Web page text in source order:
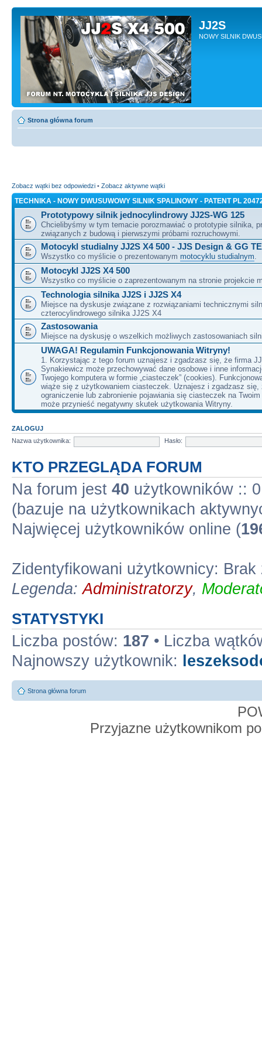
JJ2S
NOWY SILNIK
Strona główna forum
Zobacz wątki bez odpowiedzi • Zobacz aktywne wątki
TECHNIKA - NOWY DWUSUWOWY SILNIK SPALINOWY - PATENT PL
Prototypowy silnik jednocylindrowy JJ2S-WG 125
Chcielibyśmy w tym temacie porozmawiać o prototypie silnika,
związanych z budową i pierwszymi próbami rozruchowymi.
Motocykl studialny JJ2S X4 500 - JJS Design & GG
Wszystko co myślicie o prezentowanym motocyklu studialnym
Motocykl JJ2S X4 500
Wszystko co myślicie o zaprezentowanym na stronie projekcie
Technologia silnika JJ2S i JJ2S X4
Miejsce na dyskusje związane z rozwiązaniami technicznymi
czterocylindrowego silnika JJ2S X4
Zastosowania
Miejsce na dyskusję o wszelkich możliwych zastosowaniach
UWAGA! Regulamin Funkcjonowania Witryny!
1. Korzystając z tego forum uznajesz i zgadzasz się, że firma
Synakiewicz może przechowywać dane osobowe i inne
Twojego komputera w formie „ciasteczek” (cookies).
wiąże się z użytkowaniem ciasteczek. Uznajesz i zgadzasz się,
ograniczenie lub zabronienie pojawiania się ciasteczek na
może przynieść negatywny skutek użytkowania Witryny.
ZALOGUJ
Nazwa użytkownika:
Hasło:
KTO PRZEGLĄDA FORUM
Na forum jest 40 użytkowników ::
(bazuje na użytkownikach
Najwięcej użytkowników online (
Zidentyfikowani użytkownicy:
Legenda:Administratorzy,
STATYSTYKI
Liczba postów: 187 • Liczba
Najnowszy użytkownik:
Strona główna forum
Przyjazne użytkownikom